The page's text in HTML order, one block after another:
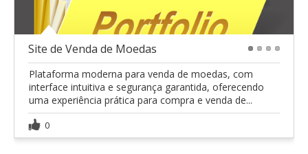
Site de Venda de Moedas
Plataforma moderna para venda de moedas, com
interface intuitiva e segurança garantida, oferecendo
uma experiência prática para compra e venda de...
0